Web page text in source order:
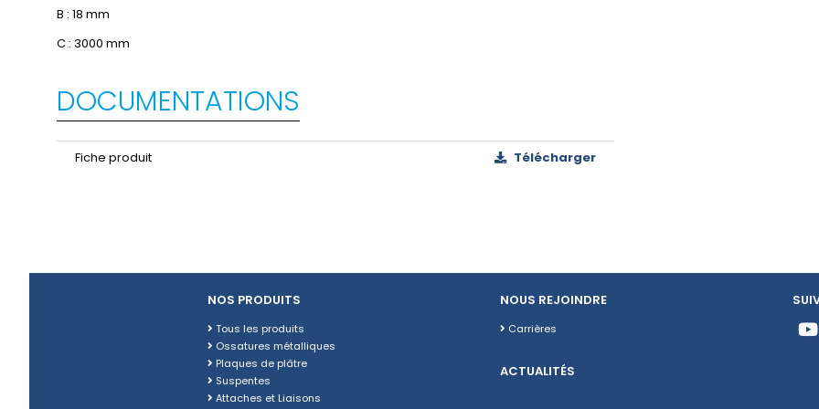
B : 18 mm
C : 3000 mm
DOCUMENTATIONS
Fiche produit Télécharger
NOS PRODUITS
Tous les produits
Ossatures métalliques
Plaques de plâtre
Suspentes
Attaches et Liaisons
NOUS REJOINDRE
Carrières
ACTUALITÉS